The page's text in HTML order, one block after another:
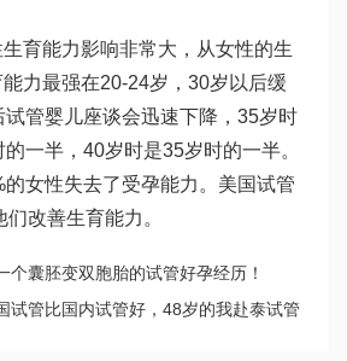
育能力影响非常大，从女性的生
力最强在20-24岁，30岁以后缓
试管婴儿座谈会迅速下降，35岁时
一半，40岁时是35岁时的一半。
女性失去了受孕能力。美国试管
改善生育能力。
个囊胚变双胞胎的试管好孕经历！
试管比国内试管好，48岁的我赴泰试管